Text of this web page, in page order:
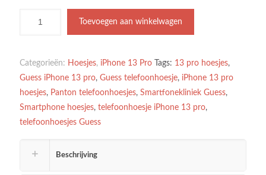
Toevoegen aan winkelwagen
Categorieën: Hoesjes, iPhone 13 Pro Tags: 13 pro hoesjes,
Guess iPhone 13 pro, Guess telefoonhoesje, iPhone 13 pro
hoesjes, Panton telefoonhoesjes, Smartfonekliniek Guess,
Smartphone hoesjes, telefoonhoesje iPhone 13 pro,
telefoonhoesjes Guess
Beschrijving